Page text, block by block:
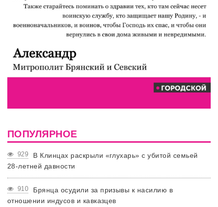
ПОПУЛЯРНОЕ
929
В Клинцах раскрыли «глухарь» с убитой семьей
28-летней давности
910
Брянца осудили за призывы к насилию в
отношении индусов и кавказцев